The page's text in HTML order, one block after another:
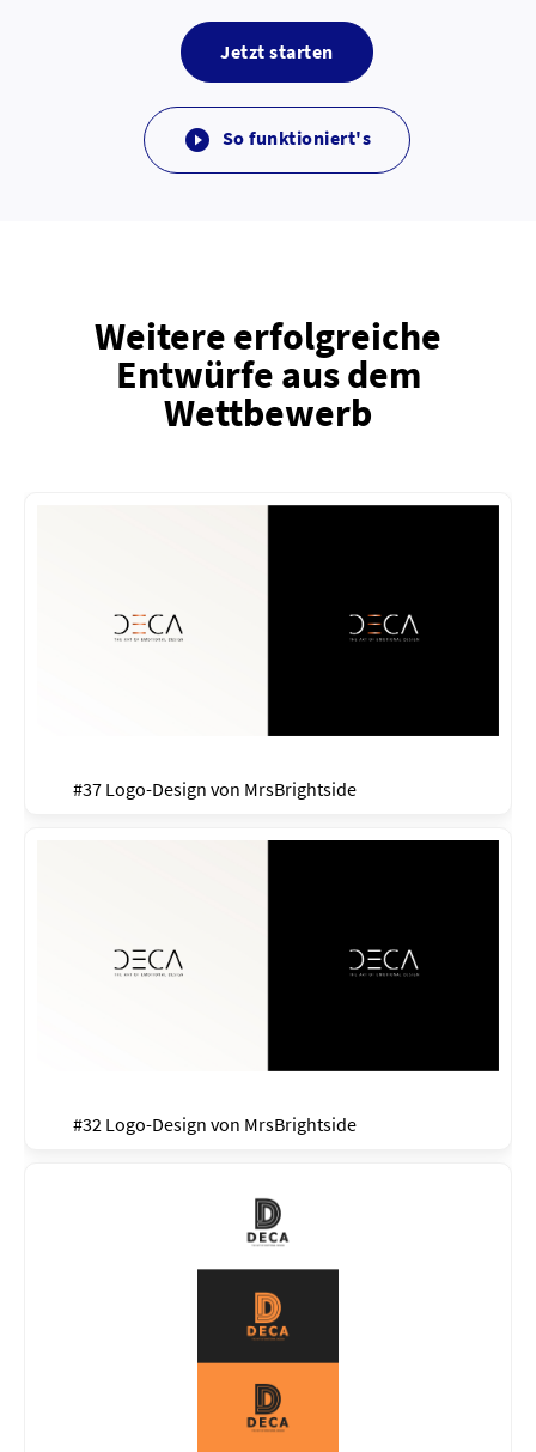
Jetzt starten
 So funktioniert's
Weitere erfolgreiche
Entwürfe aus dem
Wettbewerb
#37 Logo-Design von MrsBrightside
#32 Logo-Design von MrsBrightside